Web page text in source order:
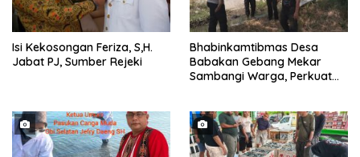
Isi Kekosongan Feriza, S,H.
Jabat PJ, Sumber Rejeki
Bhabinkamtibmas Desa
Babakan Gebang Mekar
Sambangi Warga, Perkuat